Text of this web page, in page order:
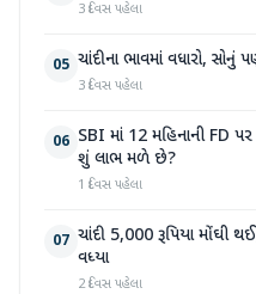
3 દિવસ પહેલા
05 ચાંદીના ભાવમાં વધારો, સોનું
3 દિવસ પહેલા
06 SBI માં 12 મહિનાની FD
શું લાભ મળે છે?
1 દિવસ પહેલા
07 ચાંદી 5,000 રૂપિયા મોંઘી
વધ્યા
2 દિવસ પહેલા